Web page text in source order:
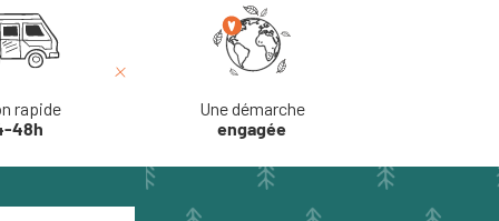
rapide
48h
Une démarche
engagée